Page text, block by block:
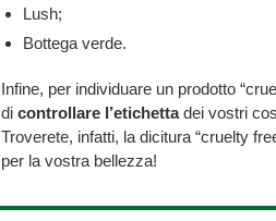
Lush;
Bottega verde.
Infine, per individuare un prodotto
di controllare l’etichettadei vostri
Troverete, infatti, la dicitura “cruelty
per la vostra bellezza!